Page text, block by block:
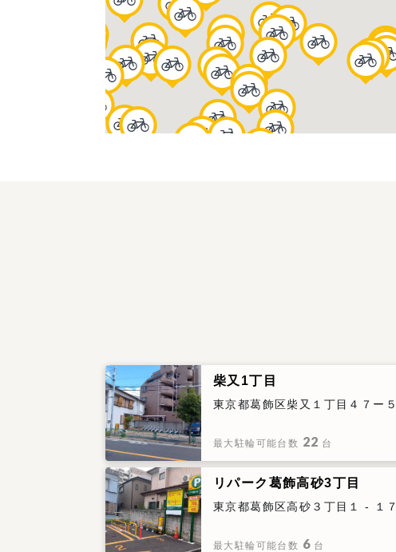
柴又1丁目
東京都葛飾区柴又１丁目４７ー５
最大駐輪可能台数 22 台
リパーク葛飾高砂3丁目
東京都葛飾区高砂３丁目１ - １７
最大駐輪可能台数 6 台